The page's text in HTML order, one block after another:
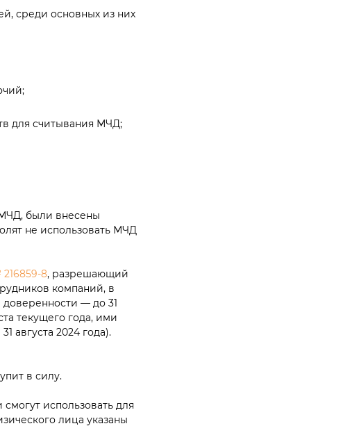
среди основных из них
для считывания МЧД;
были внесены
не использовать МЧД
8, разрешающий
компаний, в
— до 31
текущего года, ими
августа 2024 года).
в силу.
использовать для
лица указаны